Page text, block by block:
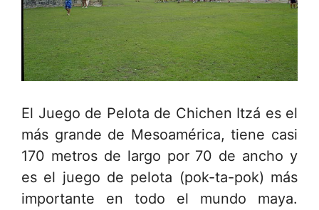
El Juego de Pelota de Chichen Itzá es el
más grande de Mesoamérica, tiene casi
170 metros de largo por 70 de ancho y
es el juego de pelota (pok-ta-pok) más
importante en todo el mundo maya.